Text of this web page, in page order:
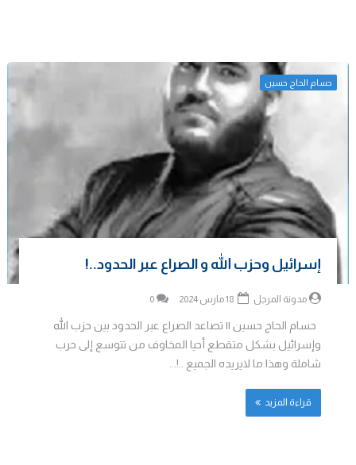
حسام الحاج حسين
إسرائيل وحزب الله و الصراع عبر الحدود..!
مدونة المرجل 0
حسام الحاج حسين || تصاعد الصراع عبر الحدود بين حزب الله
وإسرائيل بشكل متقطع أحيا المخاوف من تتوسع إلى حرب
شاملة وهذا ما لايريده الجميع ..!...
قراءة المزيد